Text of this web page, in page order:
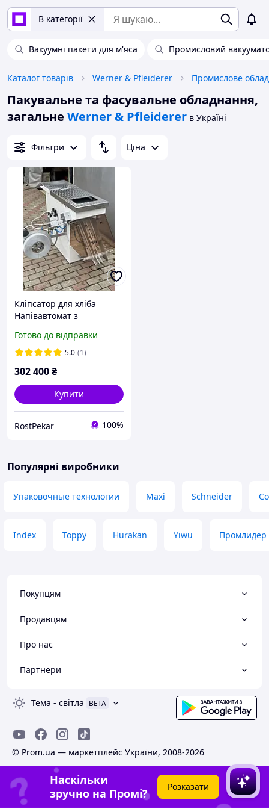
В категорії
Вакуумні пакети для м'яса Промисловий
Каталог товарів Werner & Pfleiderer
Пакувальне та фасувальне обладнання,
загальне Werner & Pfleiderer в Україні
Фільтри Ціна
Кліпсатор для хліба
Напівавтомат з
Готово до відправки
5.0 (1)
302 400₴
Купити
RostPekar 100%
Популярні виробники
Упаковочные технологии Maxi Schneider
Index Toppy Hurakan Yiwu Промлидер
Покупцям
Продавцям
Про нас
Партнери
Тема - світла BETA
© Prom.ua — маркетплейс України, 2008-2026
Наскільки
зручно на Промі?
Розказати